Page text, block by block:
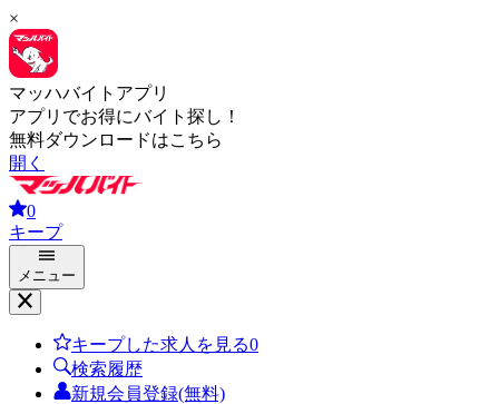
×
マッハバイトアプリ
アプリでお得にバイト探し！
無料ダウンロードはこちら
開く
0
キープ
メニュー
キープした求人を見る0
検索履歴
新規会員登録(無料)